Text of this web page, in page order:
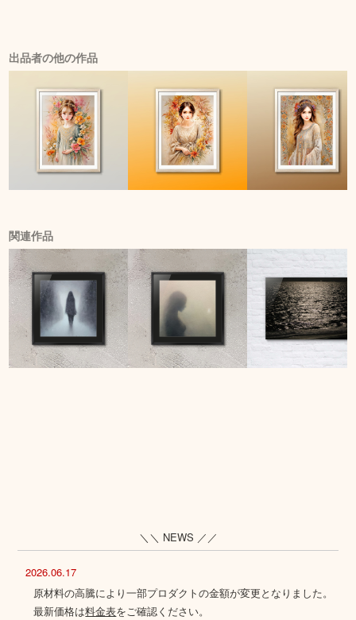
出品者の他の作品
関連作品
＼＼ NEWS ／／
2026.06.17
原材料の高騰により一部プロダクトの金額が変更となりました。
最新価格は料金表をご確認ください。